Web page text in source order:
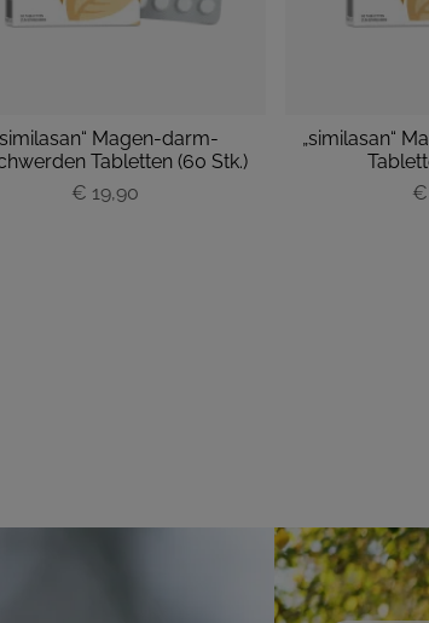
Magen-darm-
Tabletten (60 Stk.)
€ 19,90
„similasan“
€
P